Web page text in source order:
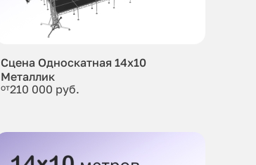
Сцена Односкатная 14x10
Металлик
от210 000 руб.